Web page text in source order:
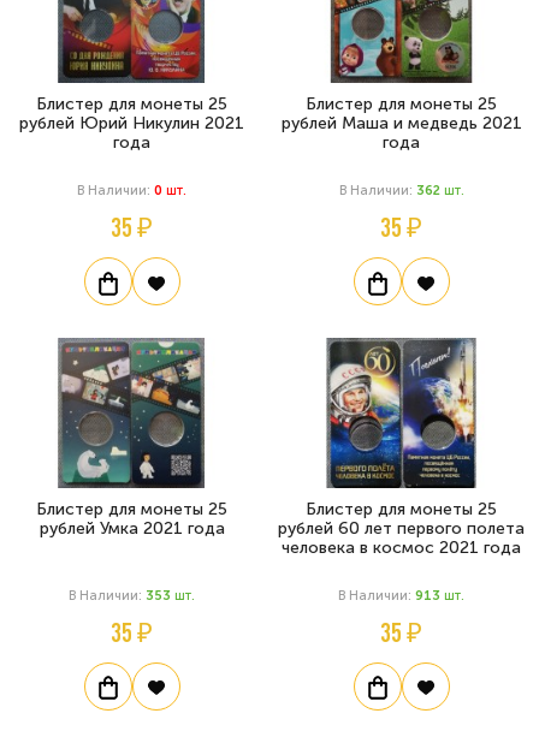
Блистер для монеты 25
рублей Юрий Никулин 2021
года
В Наличии: 0 Шт.
35 ₽
Блистер для монеты 25
рублей Маша и медведь 2021
года
В Наличии: 362 Шт.
35 ₽
Блистер для монеты 25
рублей Умка 2021 года
В Наличии: 353 Шт.
35 ₽
Блистер для монеты 25
рублей 60 лет первого полета
человека в космос 2021 года
В Наличии: 913 Шт.
35 ₽